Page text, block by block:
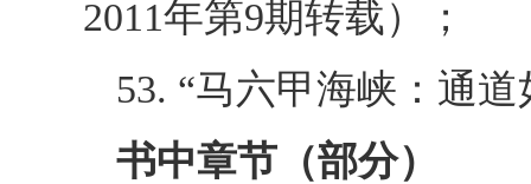
2011年第9期转载）；
53. “马六甲海峡：通
书中章节（部分）